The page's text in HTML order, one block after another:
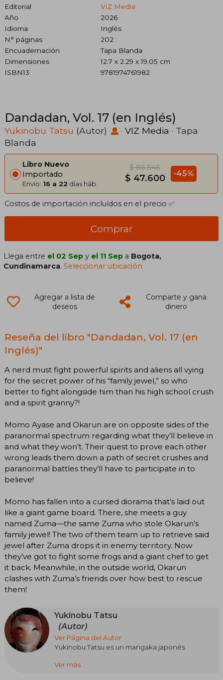
Editorial
VIZ Media
Año
2026
Idioma
Inglés
N° páginas
202
Encuadernación
Tapa Blanda
Dimensiones
12.7 x 2.29 x 19.05 cm
ISBN13
9781974761982
Dandadan, Vol. 17 (en Inglés)
Yukinobu Tatsu (Autor) · VIZ Media · Tapa
Blanda
Libro Nuevo
Importado
Envío: 16 a 22 días háb.
$ 86.546
$ 47.600 -45%
Costos de importación incluídos en el precio ✅
Comprar
Llega entre el 02 Sep y el 11 Sep a Bogota,
Cundinamarca.Seleccionar ubicación
Agregar a lista de
deseos
Comparte y gana
dinero
Reseña del libro "Dandadan, Vol. 17 (en
Inglés)"
A nerd must fight powerful spirits and aliens all vying
for the secret power of his “family jewel,” so who
better to fight alongside him than his high school crush
and a spirit granny?!
Momo Ayase and Okarun are on opposite sides of the
paranormal spectrum regarding what they’ll believe in
and what they won’t. Their quest to prove each other
wrong leads them down a path of secret crushes and
paranormal battles they’ll have to participate in to
believe!
Momo has fallen into a cursed diorama that’s laid out
like a giant game board. There, she meets a guy
named Zuma—the same Zuma who stole Okarun’s
family jewel! The two of them team up to retrieve said
jewel after Zuma drops it in enemy territory. Now
they’ve got to fight some frogs and a giant chef to get
it back. Meanwhile, in the outside world, Okarun
clashes with Zuma’s friends over how best to rescue
them!
Yukinobu Tatsu
(Autor)
Ver Página del Autor
Yukinobu Tatsu es un mangaka japonés
Tatsu es particularmente famoso por el éxito de
Ver más